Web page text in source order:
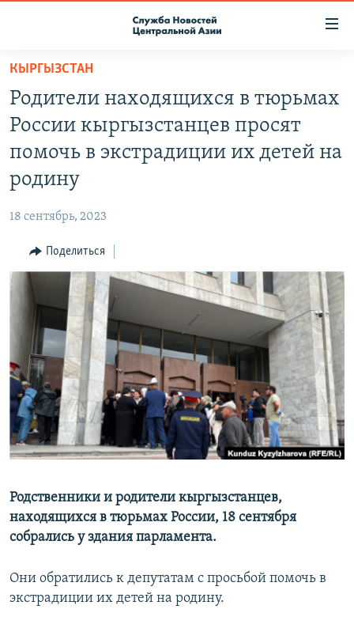
Вернуться
основному
содержанию
главной
Вернутся
поиску
ПОДПИСКА
МИГРАНТ МЕДИА
КЫРГЫЗСТАН
Родители находящихся в тюрьмах
России кыргызстанцев просят
помочь в экстрадиции их детей на
родину
18 сентябрь, 2023
Поделиться
Родственники и родители кыргызстанцев,
находящихся в тюрьмах России, 18 сентября
собрались у здания парламента.
Они обратились к депутатам с просьбой помочь в
экстрадиции их детей на родину.